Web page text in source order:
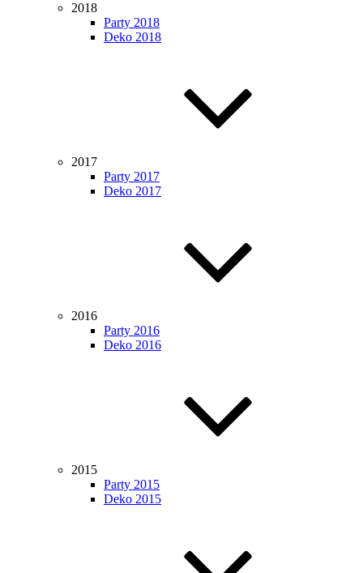
2018
Party 2018
Deko 2018
2017
Party 2017
Deko 2017
2016
Party 2016
Deko 2016
2015
Party 2015
Deko 2015